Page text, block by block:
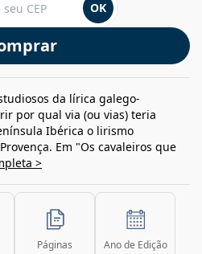
OK
da lírica galego-
por qual via (ou vias) teria
Ibérica o lirismo
Em "Os cavaleiros que
>
Páginas Ano de Edição